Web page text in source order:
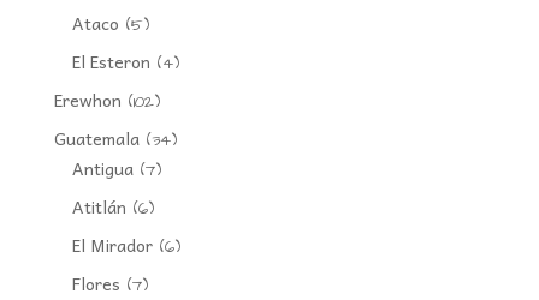
Ataco (5)
El Esteron (4)
Erewhon (102)
Guatemala(34)
Antigua(7)
Atitlán (6)
El Mirador(6)
Flores (7)